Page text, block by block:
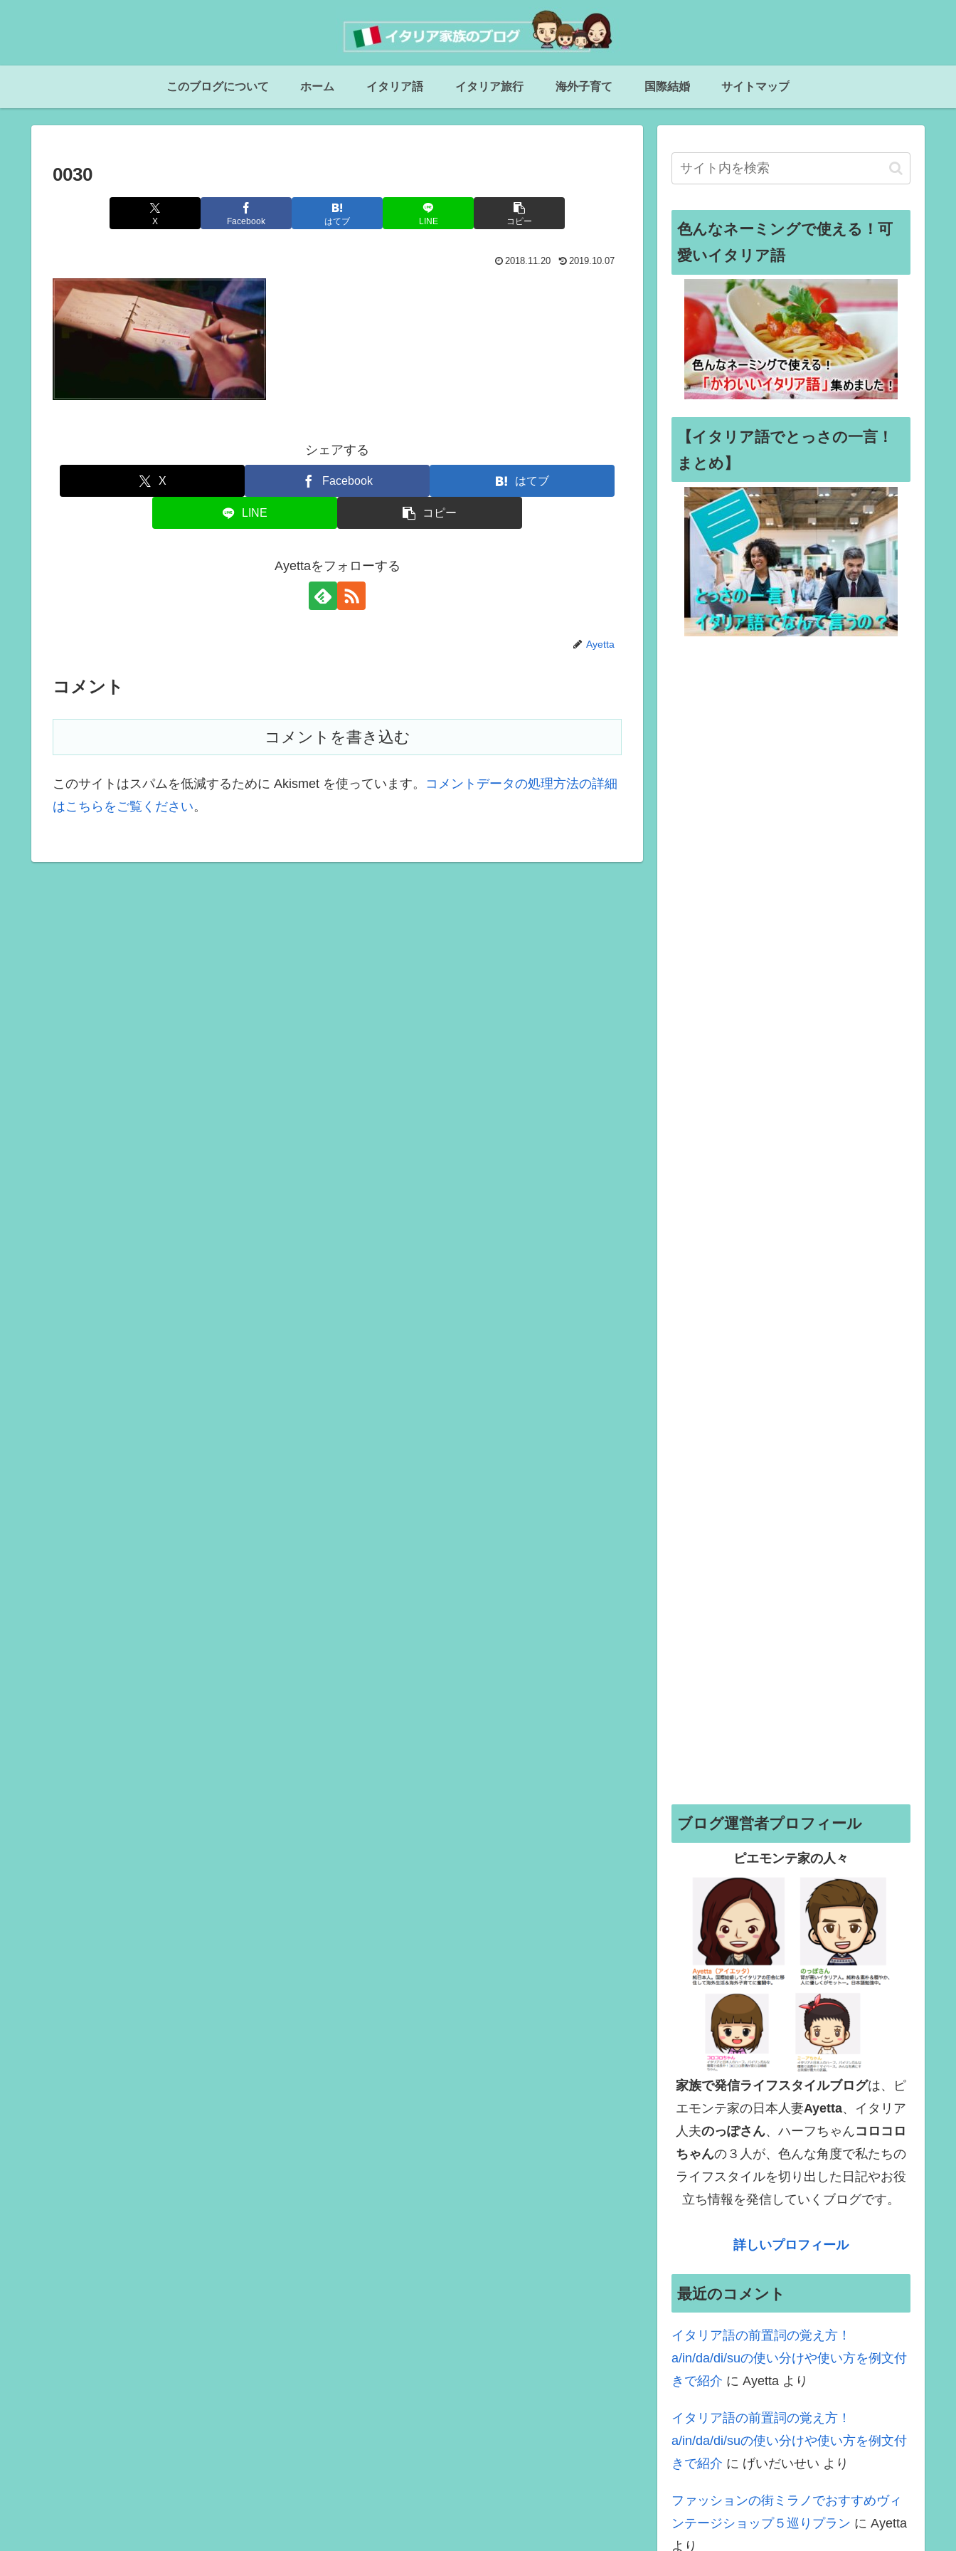
このブログについて ホーム イタリア語 イタリア旅行 海外子育て 国際結婚 サイトマップ
0030
X Facebook はてブ LINE コピー
2018.11.20 2019.10.07
シェアする
X Facebook はてブ
LINE コピー
Ayettaをフォローする
Ayetta
コメント
コメントを書き込む
このサイトはスパムを低減するために Akismet を使っています。 コメントデータの処理方法の詳細
はこちらをご覧ください。
色んなネーミングで使える！可
愛いイタリア語
【イタリア語でとっさの一言！
まとめ】
ブログ運営者プロフィール
ピエモンテ家の人々
家族で発信ライフスタイルブログは、ピ
エモンテ家の日本人妻Ayetta、イタリア
人夫のっぽさん、ハーフちゃんコロコロ
ちゃんの３人が、色んな角度で私たちの
ライフスタイルを切り出した日記やお役
立ち情報を発信していくブログです。
詳しいプロフィール
最近のコメント
イタリア語の前置詞の覚え方！
a/in/da/di/suの使い分けや使い方を例文付
きで紹介 に Ayetta より
イタリア語の前置詞の覚え方！
a/in/da/di/suの使い分けや使い方を例文付
きで紹介 に げいだいせい より
ファッションの街ミラノでおすすめヴィ
ンテージショップ５巡りプラン に Ayetta
より